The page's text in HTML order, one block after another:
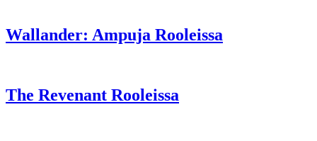
Wallander: Ampuja Rooleissa
The Revenant Rooleissa